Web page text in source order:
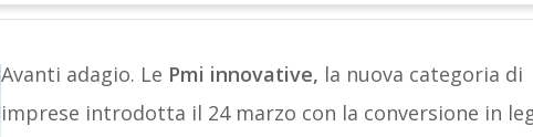
Avanti adagio. Le Pmi innovative, la nuova categoria di
imprese introdotta il 24 marzo con la conversione in